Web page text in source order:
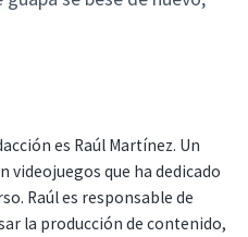
es Raúl Martínez. Un
videojuegos que ha dedicado
Raúl es responsable de
la producción de contenido,